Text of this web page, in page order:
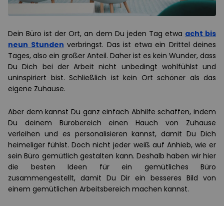
Dein Büro ist der Ort, an dem Du jeden Tag etwa acht bis
neun Stunden verbringst. Das ist etwa ein Drittel deines
Tages, also ein großer Anteil. Daher ist es kein Wunder, dass
Du Dich bei der Arbeit nicht unbedingt wohlfühlst und
uninspiriert bist. Schließlich ist kein Ort schöner als das
eigene Zuhause.
Aber dem kannst Du ganz einfach Abhilfe schaffen, indem
Du deinem Bürobereich einen Hauch von Zuhause
verleihen und es personalisieren kannst, damit Du Dich
heimeliger fühlst. Doch nicht jeder weiß auf Anhieb, wie er
sein Büro gemütlich gestalten kann. Deshalb haben wir hier
die besten Ideen für ein gemütliches Büro
zusammengestellt, damit Du Dir ein besseres Bild von
einem gemütlichen Arbeitsbereich machen kannst.